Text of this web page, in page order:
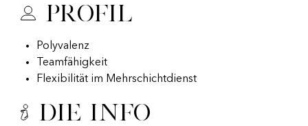
Profil
Polyvalenz
Teamfähigkeit
Flexibilität im Mehrschichtdienst
Die Info